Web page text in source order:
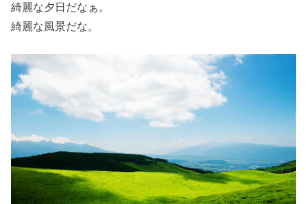
綺麗な夕日だなぁ。
綺麗な風景だな。